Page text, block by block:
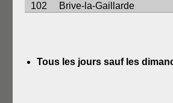
102
Brive-la-Gaillarde
Tous les jours sauf les